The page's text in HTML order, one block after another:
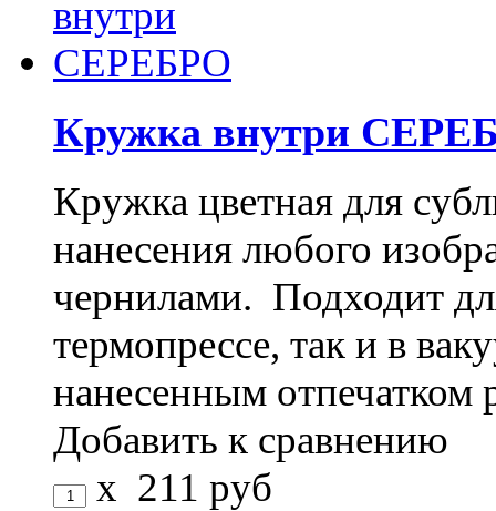
Кружка внутри
Кружка цветная для
нанесения любого
чернилами. Подходит
термопрессе, так и в
нанесенным
Добавить к сравнению
x 211 руб